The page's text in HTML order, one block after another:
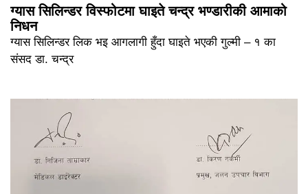
ग्यास सिलिन्डर विस्फोटमा घाइते चन्द्र भण्डारीकी आमाको
निधन
ग्यास सिलिन्डर लिक भइ आगलागी हुँदा घाइते भएकी गुल्मी – १ का
संसद डा. चन्द्र